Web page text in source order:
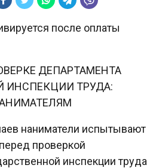
после оплаты
ДЕПАРТАМЕНТА
ИНСПЕКЦИИ ТРУДА:
наниматели испытывают
проверкой
инспекции труда